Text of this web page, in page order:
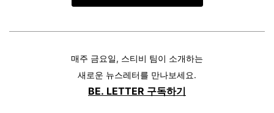
매주 금요일, 스티비 팀이 소개하는
새로운 뉴스레터를 만나보세요.
BE. LETTER 구독하기